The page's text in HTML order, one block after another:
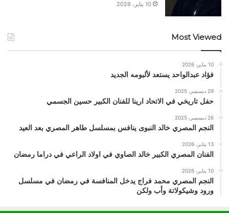
10 يناير، 2026
Most Viewed
10 يناير، 2026
فؤاد عبدالواحد يستعد لألبومه الجديد
29 ديسمبر، 2025
حفل تاريخي في الاتحاد ارينا للفنان الكبير حسين الجسمي
26 ديسمبر، 2025
النجم المصري خالد النبوى ينافس بمسلسل طاهر المصري بعد العيد
13 يناير، 2026
الفنان المصري الكبير خالد الصاوي في اولاد الراعي في دراما رمضان
10 يناير، 2026
النجم المصري محمد فراج يدخل المنافسة في رمضان في مسلسل
ورود وشيكولاتة وأب ولكن